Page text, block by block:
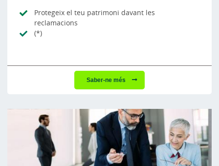
Protegeix el teu patrimoni davant les
reclamacions
(*)
Saber-ne més